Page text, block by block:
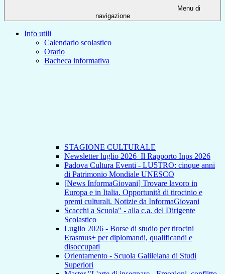
Menu di
navigazione
Info utili
Calendario scolastico
Orario
Bacheca informativa
STAGIONE CULTURALE
Newsletter luglio 2026_Il Rapporto Inps 2026
Padova Cultura Eventi - LU5TRO: cinque anni
di Patrimonio Mondiale UNESCO
[News InformaGiovani] Trovare lavoro in
Europa e in Italia. Opportunità di tirocinio e
premi culturali. Notizie da InformaGiovani
Scacchi a Scuola" - alla c.a. del Dirigente
Scolastico
Luglio 2026 - Borse di studio per tirocini
Erasmus+ per diplomandi, qualificandi e
disoccupati
Orientamento - Scuola Galileiana di Studi
Superiori